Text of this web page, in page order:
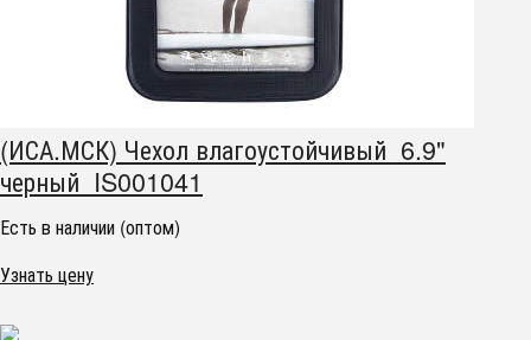
(ИСА.МСК) Чехол влагоустойчивый 6.9"
черный IS001041
Есть в наличии (оптом)
Узнать цену